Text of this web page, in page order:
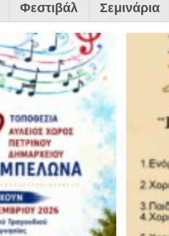
Φεστιβάλ Σεμινάρια